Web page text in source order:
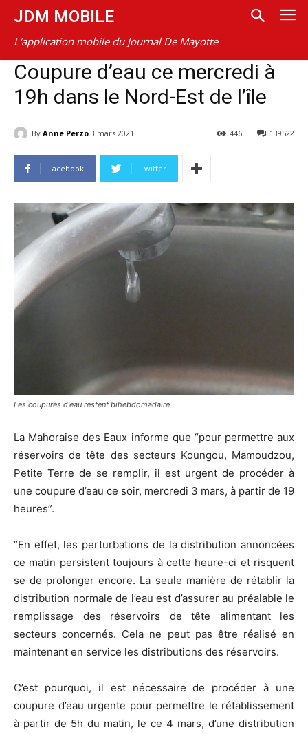
JDM MOBILE
L'application mobile du Journal De Mayotte
Coupure d’eau ce mercredi à
19h dans le Nord-Est de l’île
By Anne Perzo 3 mars 2021 139522
446
Facebook Twitter
Les coupures d'eau restent bihebdomadaire
La Mahoraise des Eaux informe que “pour permettre aux
réservoirs de tête des secteurs Koungou, Mamoudzou,
Petite Terre de se remplir, il est urgent de procéder à
une coupure d’eau ce soir, mercredi 3 mars, à partir de 19
heures”.
“En effet, les perturbations de la distribution annoncées
ce matin persistent toujours à cette heure-ci et risquent
se de prolonger encore. La seule manière de rétablir la
distribution normale de l’eau est d’assurer au préalable le
remplissage des réservoirs de tête alimentant les
secteurs concernés. Cela ne peut pas être réalisé en
maintenant en service les distributions des réservoirs.
C’est pourquoi, il est nécessaire de procéder à une
coupure d’eau urgente pour permettre le rétablissement
à partir de 5h du matin, le ce 4 mars, d’une distribution